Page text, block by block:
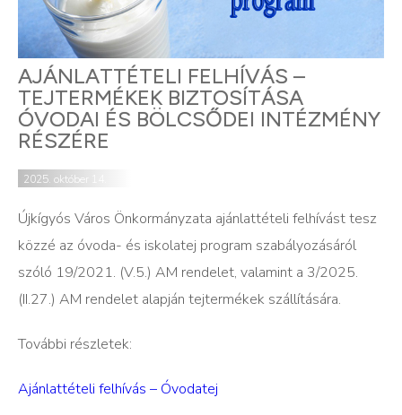
AJÁNLATTÉTELI FELHÍVÁS –
TEJTERMÉKEK BIZTOSÍTÁSA
ÓVODAI ÉS BÖLCSŐDEI INTÉZMÉNY
RÉSZÉRE
2025. október 14.
Újkígyós Város Önkormányzata ajánlattételi felhívást tesz
közzé az óvoda- és iskolatej program szabályozásáról
szóló 19/2021. (V.5.) AM rendelet, valamint a 3/2025.
(II.27.) AM rendelet alapján tejtermékek szállítására.
További részletek:
Ajánlattételi felhívás – Óvodatej